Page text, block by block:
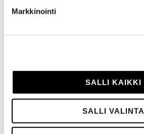
Markkinointi
SALLI KAIKKI
SALLI VALINTA